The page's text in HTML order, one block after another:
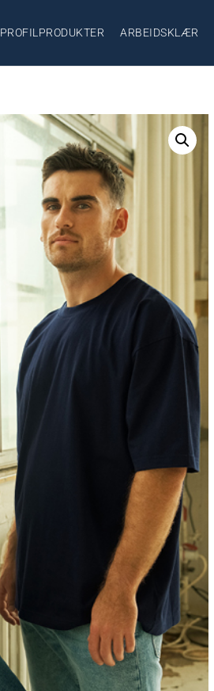
PROFILPRODUKTER ARBEIDSKLÆR